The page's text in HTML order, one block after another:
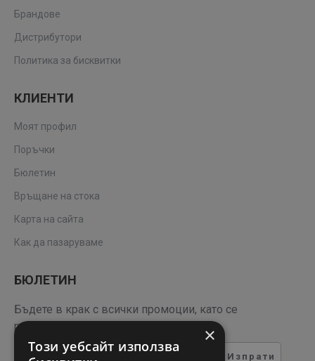
Брандове
Дистрибутори
Политика за бисквитки
КЛИЕНТИ
Моят профил
Поръчки
Бюлетин
Връщане на стока
Карта на сайта
Как да пазаруваме
БЮЛЕТИН
Бъдете в крак с всички промоции, като се
регистрирате за нашия бюлетин
Изпрати
×
Този уебсайт използва